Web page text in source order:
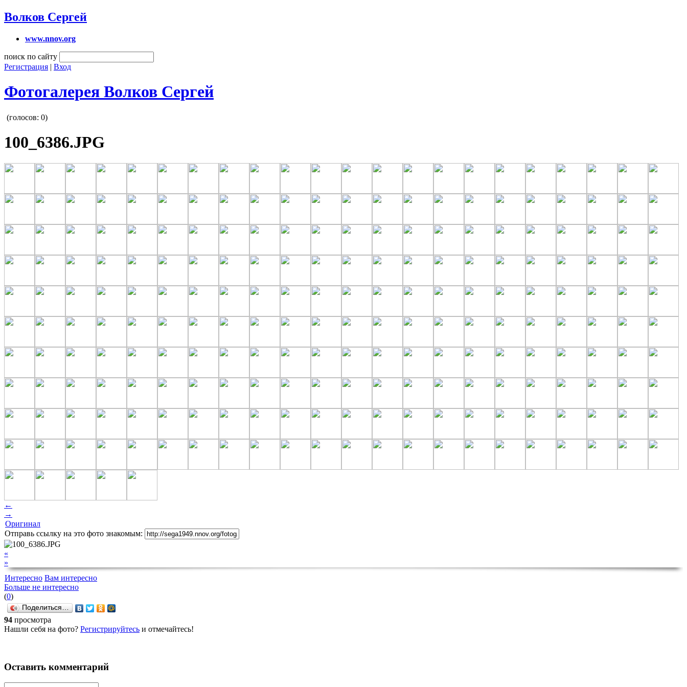
Волков Сергей
www.nnov.org
поиск по сайту
Регистрация | Вход
Фотогалерея Волков Сергей
(голосов: 0)
100_6386.JPG
←
→
Оригинал
Отправь ссылку на это фото знакомым:
«
»
Интересно Вам интересно
Больше не интересно
(0)
Поделиться…
94 просмотра
Нашли себя на фото? Регистрируйтесь и отмечайтесь!
Оставить комментарий